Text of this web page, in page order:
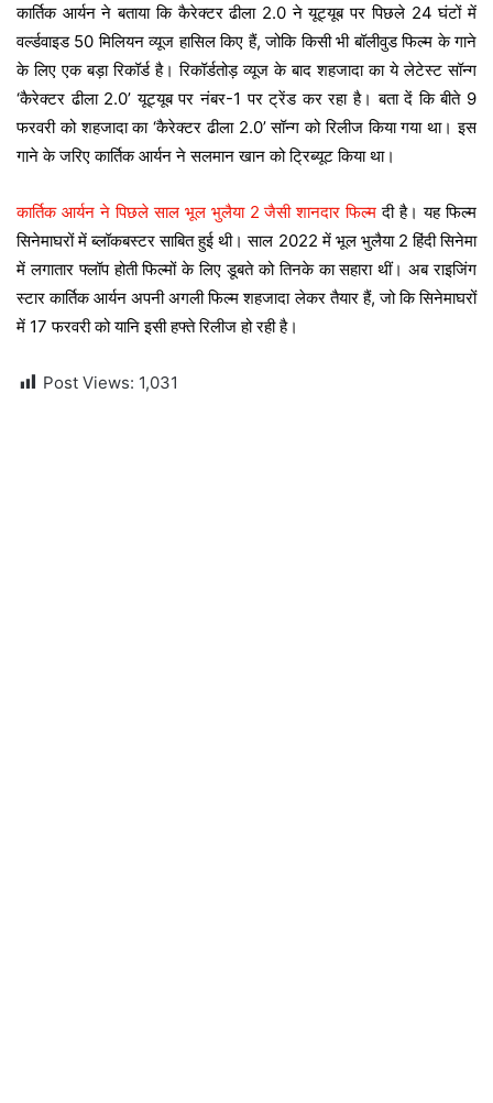
कार्तिक आर्यन ने बताया कि कैरेक्टर ढीला 2.0 ने यूट्यूब पर पिछले 24 घंटों में
वर्ल्डवाइड 50 मिलियन व्यूज हासिल किए हैं, जोकि किसी भी बॉलीवुड फिल्म के गाने
के लिए एक बड़ा रिकॉर्ड है। रिकॉर्डतोड़ व्यूज के बाद शहजादा का ये लेटेस्ट सॉन्ग
‘कैरेक्टर ढीला 2.0’ यूट्यूब पर नंबर-1 पर ट्रेंड कर रहा है। बता दें कि बीते 9
फरवरी को शहजादा का ‘कैरेक्टर ढीला 2.0’ सॉन्ग को रिलीज किया गया था। इस
गाने के जरिए कार्तिक आर्यन ने सलमान खान को ट्रिब्यूट किया था।
कार्तिक आर्यन ने पिछले साल भूल भुलैया 2 जैसी शानदार फिल्म दी है। यह फिल्म
सिनेमाघरों में ब्लॉकबस्टर साबित हुई थी। साल 2022 में भूल भुलैया 2 हिंदी सिनेमा
में लगातार फ्लॉप होती फिल्मों के लिए डूबते को तिनके का सहारा थीं। अब राइजिंग
स्टार कार्तिक आर्यन अपनी अगली फिल्म शहजादा लेकर तैयार हैं, जो कि सिनेमाघरों
में 17 फरवरी को यानि इसी हफ्ते रिलीज हो रही है।
Post Views: 1,031